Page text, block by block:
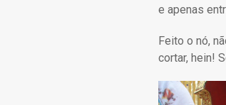
e apenas
Feito o nó,
cortar, hein!